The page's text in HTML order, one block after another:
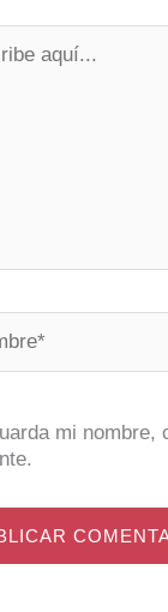
mi nombre,